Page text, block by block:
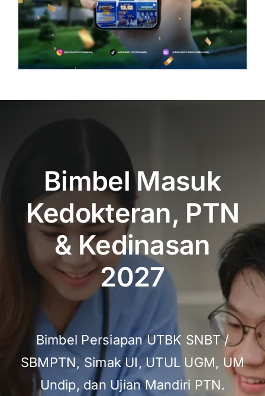
Bimbel Masuk
Kedokteran, PTN
& Kedinasan
2027
Bimbel Persiapan UTBK SNBT /
SBMPTN, Simak UI, UTUL UGM, UM
Undip, dan Ujian Mandiri PTN.